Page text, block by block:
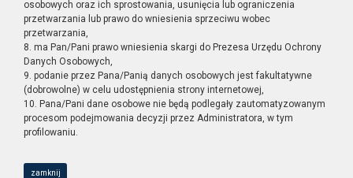
osobowych oraz ich sprostowania, usunięcia lub ograniczenia
przetwarzania lub prawo do wniesienia sprzeciwu wobec
przetwarzania,
8. ma Pan/Pani prawo wniesienia skargi do Prezesa Urzędu Ochrony
Danych Osobowych,
9. podanie przez Pana/Panią danych osobowych jest fakultatywne
(dobrowolne) w celu udostępnienia strony internetowej,
10. Pana/Pani dane osobowe nie będą podlegały zautomatyzowanym
procesom podejmowania decyzji przez Administratora, w tym
profilowaniu.
zamknij